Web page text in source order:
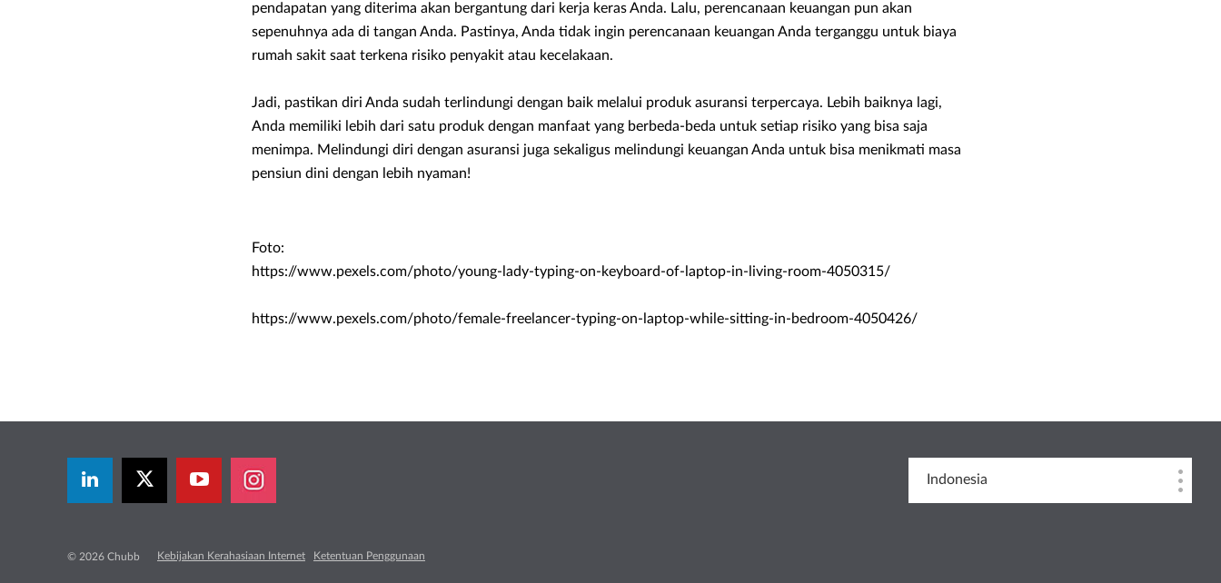
pendapatan yang diterima akan bergantung dari kerja keras Anda. Lalu, perencanaan keuangan pun akan
sepenuhnya ada di tangan Anda. Pastinya, Anda tidak ingin perencanaan keuangan Anda terganggu untuk biaya
rumah sakit saat terkena risiko penyakit atau kecelakaan.
Jadi, pastikan diri Anda sudah terlindungi dengan baik melalui produk asuransi terpercaya. Lebih baiknya lagi,
Anda memiliki lebih dari satu produk dengan manfaat yang berbeda-beda untuk setiap risiko yang bisa saja
menimpa. Melindungi diri dengan asuransi juga sekaligus melindungi keuangan Anda untuk bisa menikmati masa
pensiun dini dengan lebih nyaman!
Foto:
https://www.pexels.com/photo/young-lady-typing-on-keyboard-of-laptop-in-living-room-4050315/
https://www.pexels.com/photo/female-freelancer-typing-on-laptop-while-sitting-in-bedroom-4050426/
Indonesia
© 2026 Chubb Kebijakan Kerahasiaan Internet Ketentuan Penggunaan